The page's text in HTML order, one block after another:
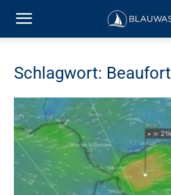
Schlagwort: Beaufort